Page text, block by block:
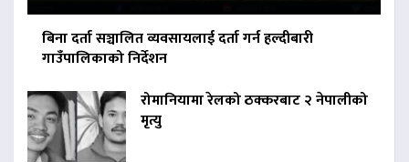
बिना दर्ता सञ्चालित व्यवसायलाई दर्ता गर्न हल्दीबारी
गाउँपालिकाको निर्देशन
रोमानियामा रेलको ठक्करबाट २ नेपालीको
मृत्यु